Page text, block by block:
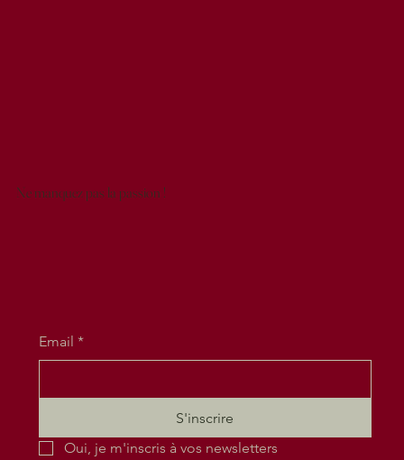
Ne manquez pas la passion !
Email *
S'inscrire
Oui, je m'inscris à vos newsletters